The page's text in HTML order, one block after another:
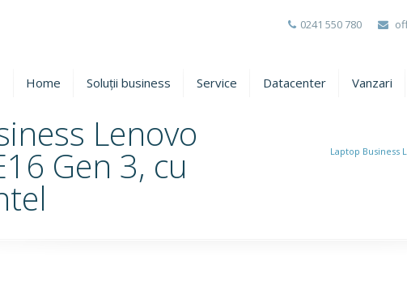
0241 550 780
Home Soluții business Service Datacenter Vanzari
Lenovo
Gen 3, cu Laptop Business